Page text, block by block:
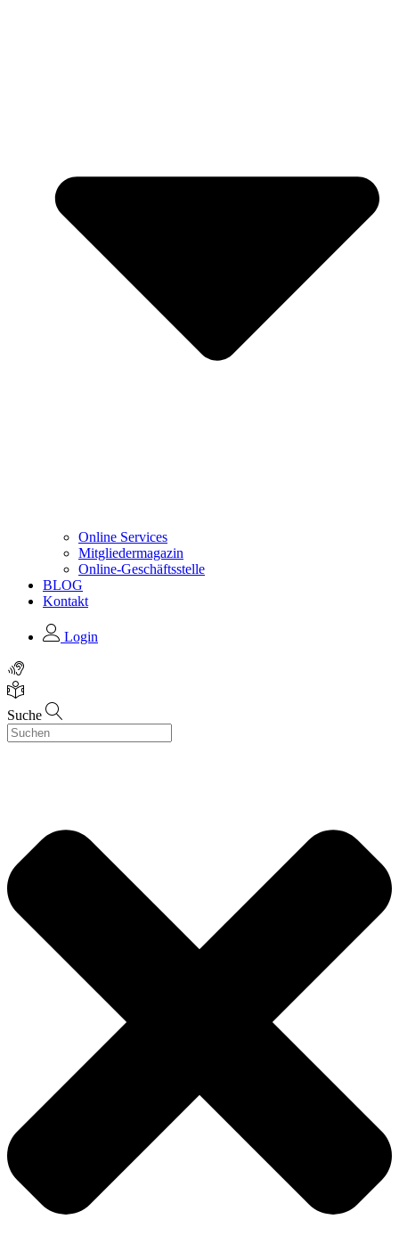
Online Services
Mitgliedermagazin
Online-Geschäftsstelle
BLOG
Kontakt
Login
Suche